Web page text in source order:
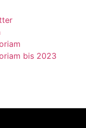
bis 2023